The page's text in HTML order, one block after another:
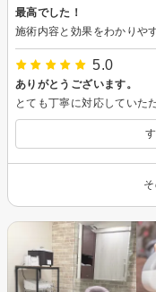
最高でした！
5.0
ありがとうございます。